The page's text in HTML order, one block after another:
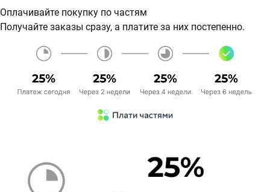
Оплачивайте покупку по частям
Получайте заказы сразу, а платите за них постепенно.